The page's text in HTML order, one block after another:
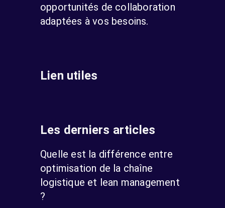
opportunités de collaboration
adaptées à vos besoins.
Lien utiles
Les derniers articles
Quelle est la différence entre
optimisation de la chaîne
logistique et lean management
?